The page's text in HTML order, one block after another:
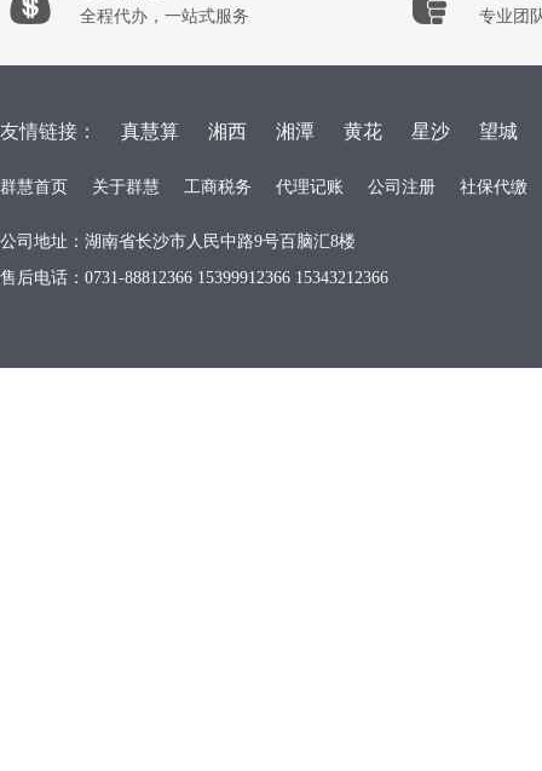
全程代办，一站式服务 专业团
友情链接： 真慧算 湘西 湘潭 黄花 星沙 望城
群慧首页 关于群慧 工商税务 代理记账 公司注册 社保代缴
公司地址：湖南省长沙市人民中路9号百脑汇8楼
售后电话：0731-88812366 15399912366 15343212366